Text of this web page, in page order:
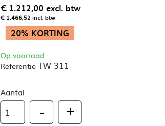
€ 1.212,00 excl. btw
€ 1.466,52 incl. btw
20% KORTING
Op voorraad
Referentie TW 311
Aantal